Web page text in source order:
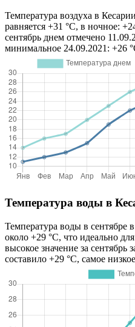
Температура воздуха в
равняется +31 °C, в ночное:
сентябрь днем отмечено
минимальное 24.09.2021: +26
Температура воды в
Температура воды в сентябре
около +29 °C, что идеально
высокое значение за сентябрь
составило +29 °C, самое